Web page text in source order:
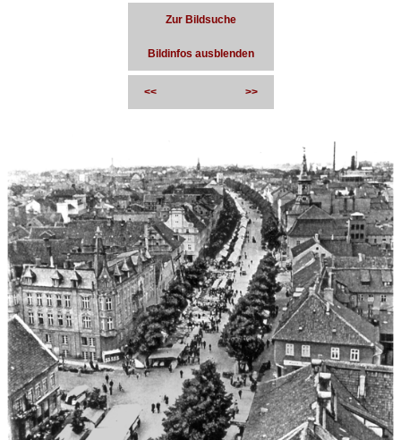
Zur Bildsuche
Bildinfos ausblenden
<< >>